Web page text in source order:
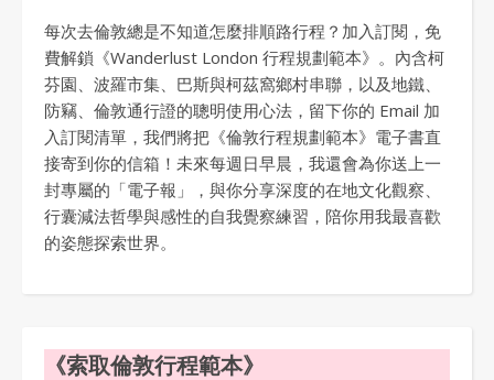
每次去倫敦總是不知道怎麼排順路行程？加入訂閱，免
費解鎖《Wanderlust London 行程規劃範本》。內含柯
芬園、波羅市集、巴斯與柯茲窩鄉村串聯，以及地鐵、
防竊、倫敦通行證的聰明使用心法，留下你的 Email 加
入訂閱清單，我們將把《倫敦行程規劃範本》電子書直
接寄到你的信箱！未來每週日早晨，我還會為你送上一
封專屬的「電子報」，與你分享深度的在地文化觀察、
行囊減法哲學與感性的自我覺察練習，陪你用我最喜歡
的姿態探索世界。
《索取倫敦行程範本》